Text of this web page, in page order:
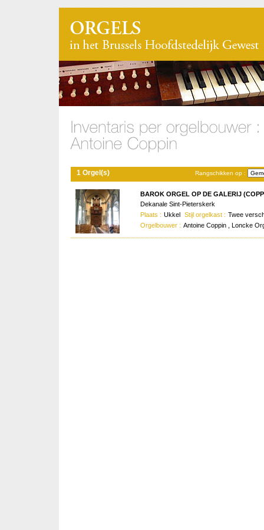
Rangschikken op :
1 Orgel(s)
BAROK ORGEL OP DE GALERIJ
Dekanale Sint-Pieterskerk
Plaats : Ukkel Stijl orgelkast : Twee
Orgelbouwer : Antoine Coppin , Loncke